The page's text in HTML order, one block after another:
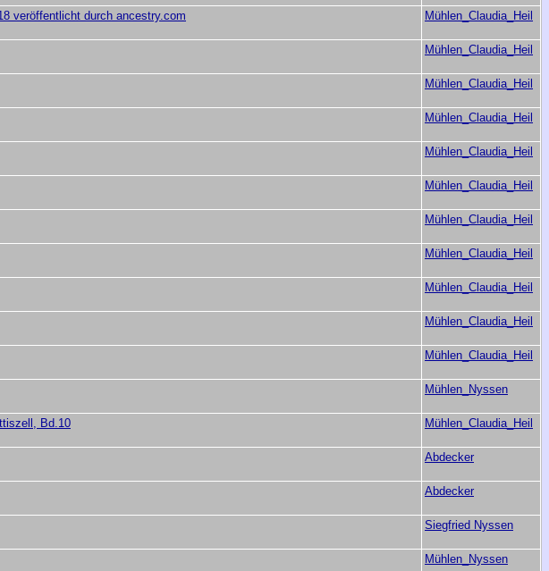
veröffentlicht durch ancestry.com Mühlen_Claudia_Heil
Mühlen_Claudia_Heil
Mühlen_Claudia_Heil
Mühlen_Claudia_Heil
Mühlen_Claudia_Heil
Mühlen_Claudia_Heil
Mühlen_Claudia_Heil
Mühlen_Claudia_Heil
Mühlen_Claudia_Heil
Mühlen_Claudia_Heil
Mühlen_Claudia_Heil
Mühlen_Nyssen
Bd.10 Mühlen_Claudia_Heil
Abdecker
Abdecker
Siegfried Nyssen
Mühlen_Nyssen